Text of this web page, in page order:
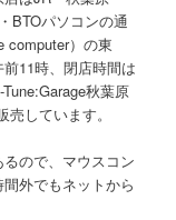
BTOパソコンの通
computer）の東
11時、閉店時間は
秋葉原
しています。
ので、マウスコン
外でもネットから